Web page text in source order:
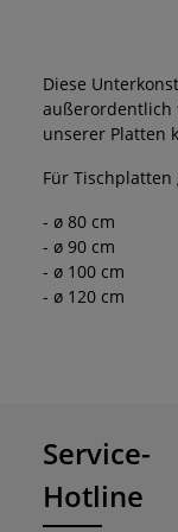
Diese
außerordentlich
unserer Platten
Für Tischplatten
- ø 80 cm
- ø 90 cm
- ø 100 cm
- ø 120 cm
Service-
Hotline